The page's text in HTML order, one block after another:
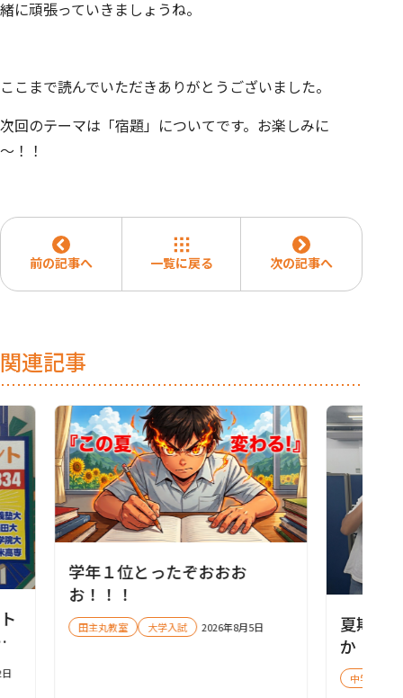
緒に頑張っていきましょうね。
ここまで読んでいただきありがとうございました。
次回のテーマは「宿題」についてです。お楽しみに
～！！
前の記事へ 一覧に戻る 次の記事へ
関連記事
学年１位とったぞおおお
お！！！
田主丸教室 大学入試 2026年8月5日
夏期講
か！
中学受験